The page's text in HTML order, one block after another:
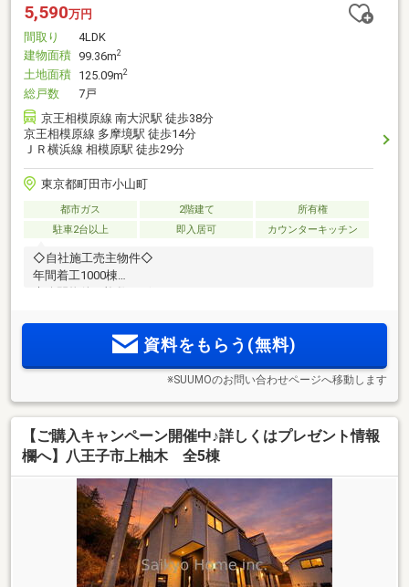
5,590万円
間取り
4LDK
建物面積 99.36m2
土地面積 125.09m2
総戸数
7戸
京王相模原線 南大沢駅 徒歩38分
京王相模原線 多摩境駅 徒歩14分
ＪＲ横浜線 相模原駅 徒歩29分
東京都町田市小山町
都市ガス 2階建て
所有権
駐車2台以上
即入居可 カウンターキッチン
◇自社施工売主物件◇
年間着工1000棟
資料をもらう(無料)
※SUUMOのお問い合わせページへ移動します
【ご購入キャンペーン開催中♪詳しくはプレゼント情報
欄へ】八王子市上柚木 全5棟